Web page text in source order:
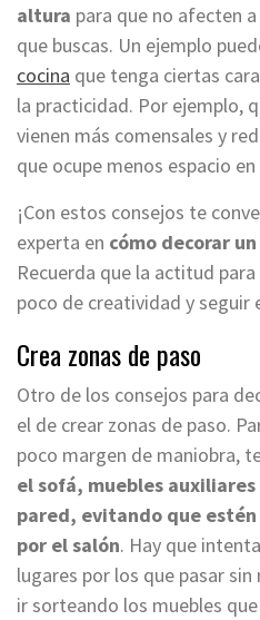
altura para que no afecten
que buscas. Un ejemplo
cocina que tenga ciertas
la practicidad. Por ejemplo,
vienen más comensales y
que ocupe menos espacio
¡Con estos consejos te
experta en cómo decorar
Recuerda que la actitud
poco de creatividad y seguir
Crea zonas de paso
Otro de los consejos para
el de crear zonas de paso.
poco margen de maniobra,
el sofá, muebles
pared, evitando que
por el salón. Hay que
lugares por los que pasar
ir sorteando los muebles